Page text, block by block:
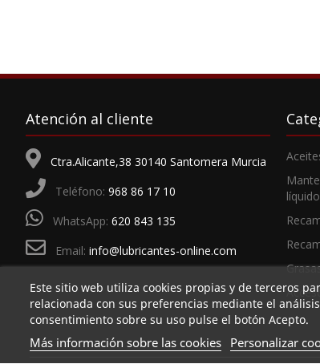
Atención al cliente
Ctra.Alicante,38 30140 Santomera Murcia
Teléfono: 968 86 17 10
WhatsApp: 620 843 135
Email: info@lubricantes-online.com
Este sitio web utiliza cookies propias y de terceros
relacionada con sus preferencias mediante el
consentimiento sobre su uso pulse el botón Acepto.
Más información sobre las cookies Personalizar